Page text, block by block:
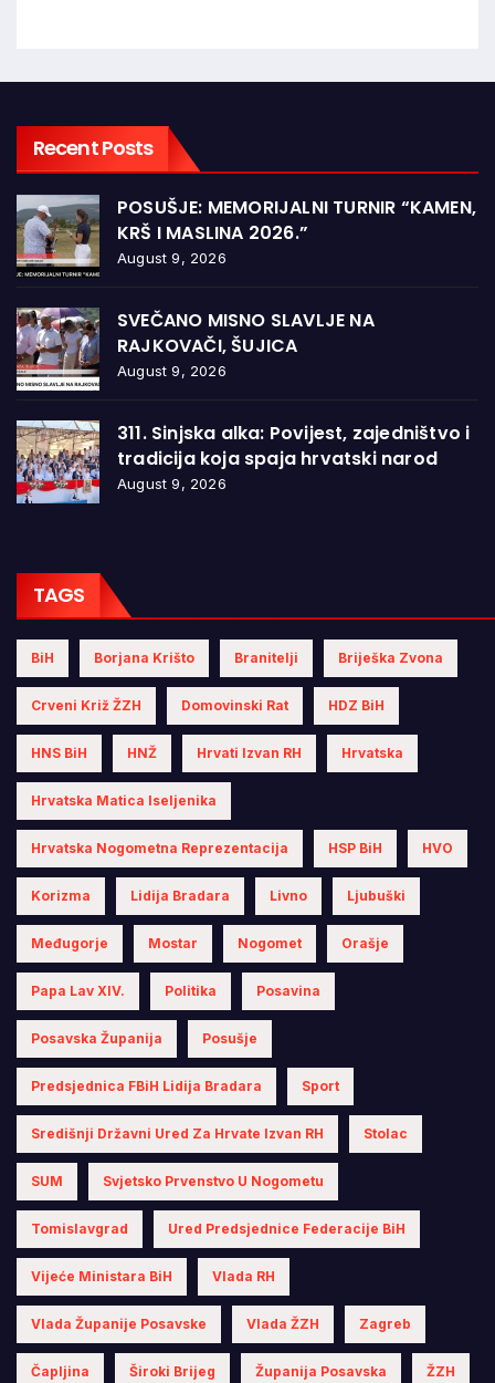
Recent Posts
POSUŠJE: MEMORIJALNI TURNIR “KAMEN,
KRŠ I MASLINA 2026.”
August 9, 2026
SVEČANO MISNO SLAVLJE NA
RAJKOVAČI, ŠUJICA
August 9, 2026
311. Sinjska alka: Povijest, zajedništvo i
tradicija koja spaja hrvatski narod
August 9, 2026
TAGS
BiH Borjana Krišto Branitelji Briješka Zvona
Crveni Križ ŽZH Domovinski Rat HDZ BiH
HNS BiH HNŽ Hrvati Izvan RH Hrvatska
Hrvatska Matica Iseljenika
Hrvatska Nogometna Reprezentacija HSP BiH HVO
Korizma Lidija Bradara Livno Ljubuški
Međugorje Mostar Nogomet Orašje
Papa Lav XIV. Politika Posavina
Posavska Županija Posušje
Predsjednica FBiH Lidija Bradara Sport
Središnji Državni Ured Za Hrvate Izvan RH Stolac
SUM Svjetsko Prvenstvo U Nogometu
Tomislavgrad Ured Predsjednice Federacije BiH
Vijeće Ministara BiH Vlada RH
Vlada Županije Posavske Vlada ŽZH Zagreb
Čapljina Široki Brijeg Županija Posavska ŽZH